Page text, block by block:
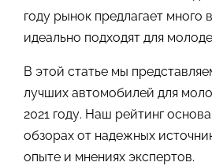
году рынок предлагает много
идеально подходят для
В этой статье мы
лучших автомобилей для
2021 году. Наш рейтинг
обзорах от надежных
опыте и мнениях экспертов.